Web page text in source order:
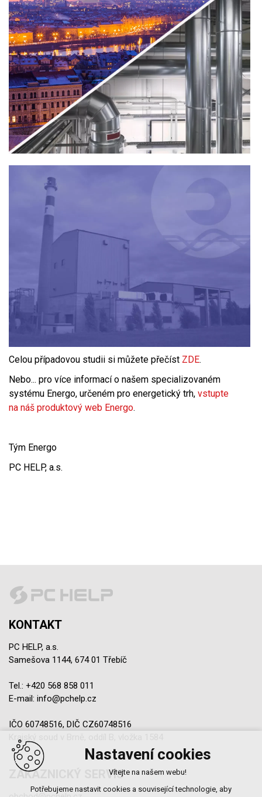
Celou případovou studii si můžete přečíst ZDE.
Nebo... pro více informací o našem specializovaném
systému Energo, určeném pro energetický trh, vstupte
na náš produktový web Energo.
Tým Energo
PC HELP, a.s.
KONTAKT
PC HELP, a.s.
Samešova 1144, 674 01 Třebíč
Tel.: +420 568 858 011
E-mail: info@pchelp.cz
IČO 60748516, DIČ CZ60748516
Krajský soud v Brně, oddíl B, vložka 1584
ZÁKAZNICKÝ SERVIS
Nastavení cookies
Vítejte na našem webu!
Potřebujeme nastavit cookies a související technologie, aby